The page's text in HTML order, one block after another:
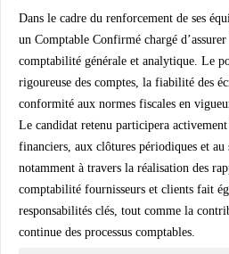
Dans le cadre du renforcement de ses
un Comptable Confirmé chargé
comptabilité générale et analytique. Le
rigoureuse des comptes, la fiabilité des
conformité aux normes fiscales en
Le candidat retenu participera
financiers, aux clôtures périodiques et au
notamment à travers la réalisation des
comptabilité fournisseurs et clients fait
responsabilités clés, tout comme la
continue des processus comptables.